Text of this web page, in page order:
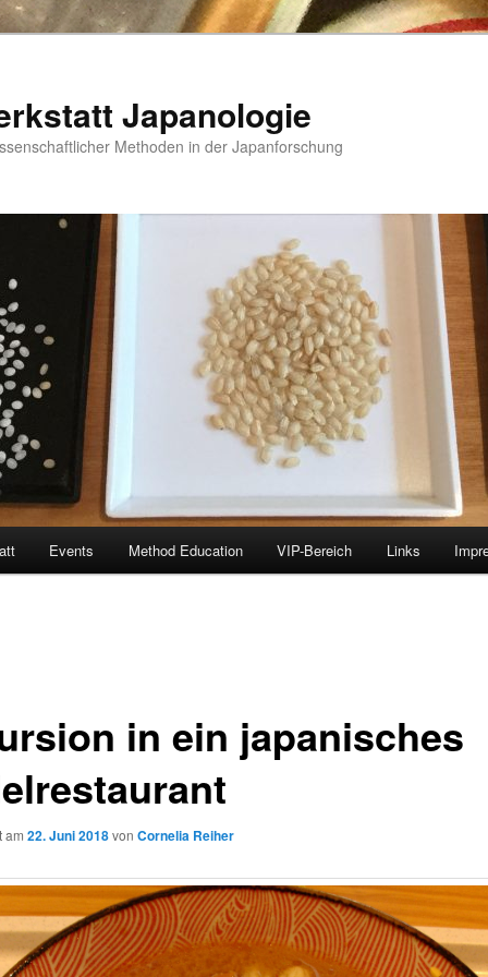
Japanologie
Methoden in der Japanforschung
Events Method Education VIP-Bereich Links
in ein japanisches
am 22. Juni 2018von Cornelia Reiher